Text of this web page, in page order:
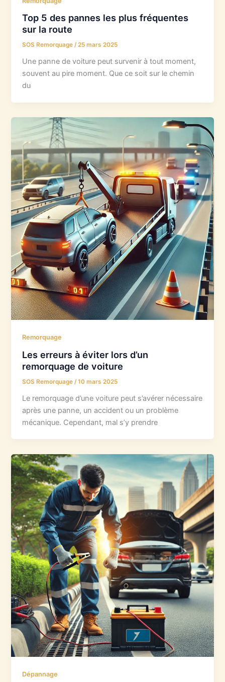
Top 5 des pannes les plus fréquentes
sur la route
SOS Remorquage/25 mars 2025
Une panne de voiture peut survenir à tout moment,
souvent au pire moment. Que ce soit sur le chemin
du
Remorquage
Les erreurs à éviter lors d’un
remorquage de voiture
SOS Remorquage /10 mars 2025
Le remorquage d’une voiture peut s’avérer nécessaire
après une panne, un accident ou un problème
mécanique. Cependant, mal s’y prendre
Dépannage